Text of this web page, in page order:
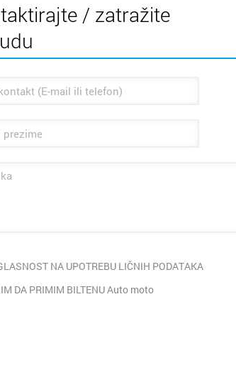
/ zatražite
NA UPOTREBU LIČNIH PODATAKA
DA PRIMIM BILTENU Auto moto